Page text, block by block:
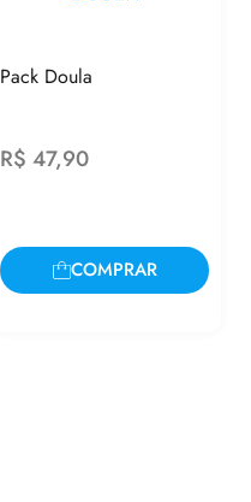
Pack Doula
R$ 47,90
COMPRAR